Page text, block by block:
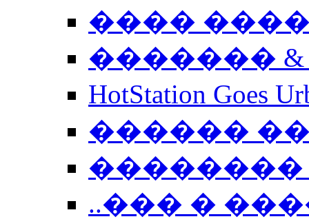
����
�������
HotStation
������
��������
..��� �